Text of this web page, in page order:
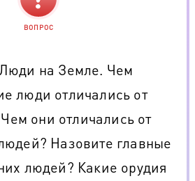
ВОПРОС
на Земле. Чем
люди отличались от
они отличались от
Назовите главные
людей? Какие орудия